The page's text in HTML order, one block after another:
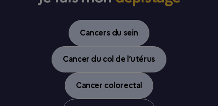
Cancers du sein
Cancer du col de l’utérus
Cancer colorectal